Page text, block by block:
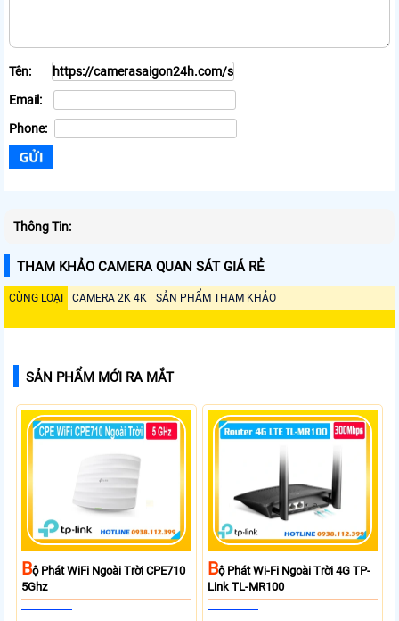
Tên:
Email:
Phone:
Thông Tin:
THAM KHẢO CAMERA QUAN SÁT GIÁ RẺ
CÙNG LOẠI CAMERA 2K 4K SẢN PHẨM THAM KHẢO
SẢN PHẨM MỚI RA MẮT
BỘ Phát WiFi Ngoài Trời CPE710
5Ghz
BỘ Phát Wi-Fi Ngoài Trời 4G TP-
Link TL-MR100